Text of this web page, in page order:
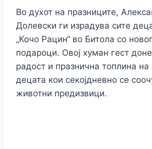
Во духот на празниците,
Долевски ги израдува сите
„Кочо Рацин“ во Битола со
подароци. Овој хуман гест
радост и празнична топлина на
децата кои секојдневно се
животни предизвици.